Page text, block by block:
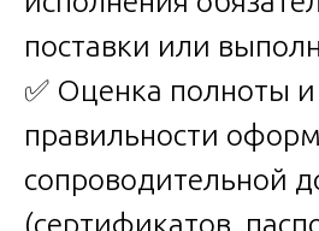
поставки или
✅ Оценка полноты и
правильности
сопроводительной
(сертификатов,